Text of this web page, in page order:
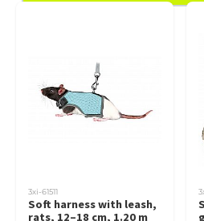
3xi-61511
Soft harness with leash,
rats, 12–18 cm, 1.20 m